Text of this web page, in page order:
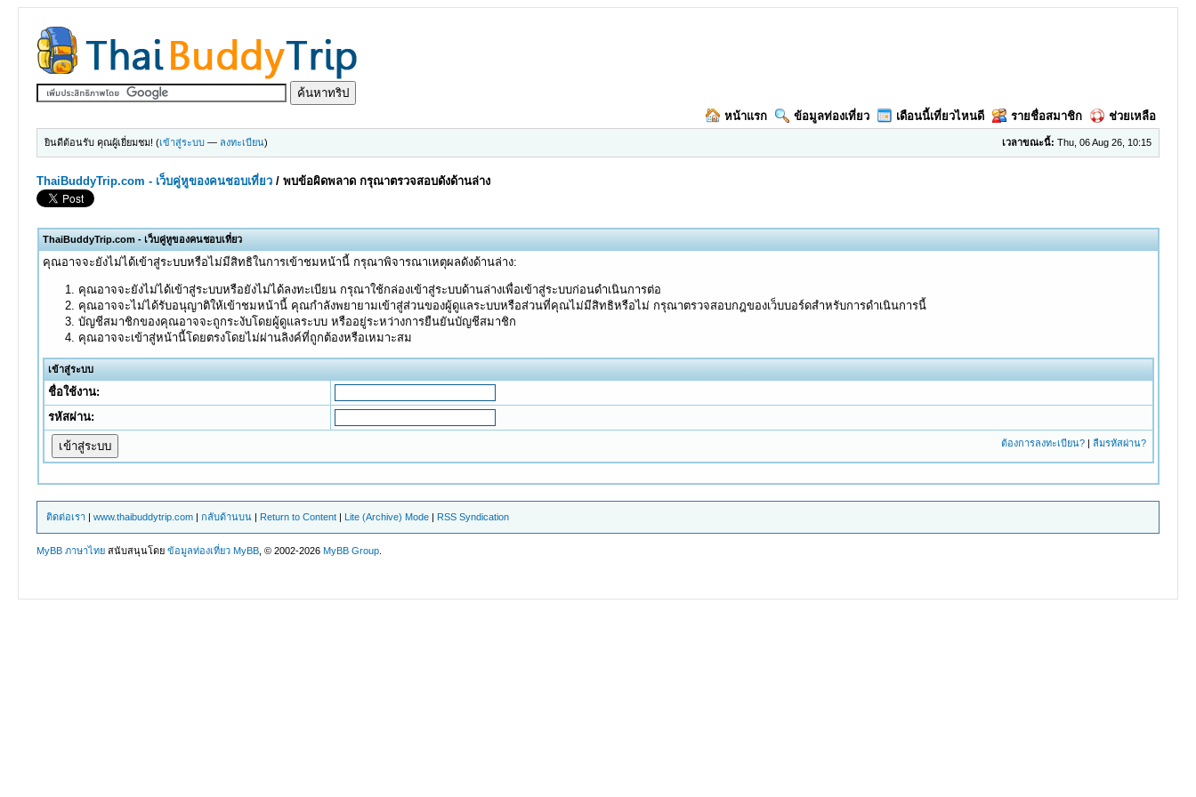
หน้าแรก ข้อมูลท่องเที่ยว เดือนนี้เที่ยวไหนดี รายชื่อสมาชิก ช่วยเหลือ
เวลาขณะนี้: Thu, 06 Aug 26, 10:15
ยินดีต้อนรับ คุณผู้เยี่ยมชม! (เข้าสู่ระบบ — ลงทะเบียน)
ThaiBuddyTrip.com - เว็บคู่หูของคนชอบเที่ยว /พบข้อผิดพลาด กรุณาตรวจสอบดังด้านล่าง
ThaiBuddyTrip.com - เว็บคู่หูของคนชอบเที่ยว
คุณอาจจะยังไม่ได้เข้าสู่ระบบหรือไม่มีสิทธิในการเข้าชมหน้านี้ กรุณาพิจารณาเหตุผลดังด้านล่าง:
คุณอาจจะยังไม่ได้เข้าสู่ระบบหรือยังไม่ได้ลงทะเบียน กรุณาใช้กล่องเข้าสู่ระบบด้านล่างเพื่อเข้าสู่ระบบก่อนดำเนินการต่อ
คุณอาจจะไม่ได้รับอนุญาติให้เข้าชมหน้านี้ คุณกำลังพยายามเข้าสู่ส่วนของผู้ดูแลระบบหรือส่วนที่คุณไม่มีสิทธิหรือไม่ กรุณาตรวจสอบกฎของเว็บบอร์ดสำหรับการดำเนินการนี้
บัญชีสมาชิกของคุณอาจจะถูกระงับโดยผู้ดูแลระบบ หรืออยู่ระหว่างการยืนยันบัญชีสมาชิก
คุณอาจจะเข้าสู่หน้านี้โดยตรงโดยไม่ผ่านลิงค์ที่ถูกต้องหรือเหมาะสม
เข้าสู่ระบบ
ชื่อใช้งาน:
รหัสผ่าน:
ต้องการลงทะเบียน?| ลืมรหัสผ่าน?
ติดต่อเรา |www.thaibuddytrip.com |กลับด้านบน | Return to Content | Lite (Archive) Mode | RSS Syndication
MyBB ภาษาไทย สนับสนุนโดยข้อมูลท่องเที่ยว MyBB , © 2002-2026MyBB Group